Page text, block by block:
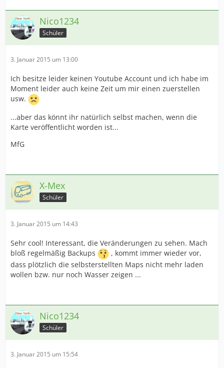
Nico1234
Schüler
3. Januar 2015 um 13:00
Ich besitze leider keinen Youtube Account und ich habe im
Moment leider auch keine Zeit um mir einen zuerstellen
usw.
...aber das könnt ihr natürlich selbst machen, wenn die
Karte veröffentlicht worden ist...
MfG
X-Mex
Schüler
3. Januar 2015 um 14:43
Sehr cool! Interessant, die Veränderungen zu sehen. Mach
bloß regelmäßig Backups
, kommt immer wieder vor,
dass plötzlich die selbsterstellten Maps nicht mehr laden
wollen bzw. nur noch Wasser zeigen ...
Nico1234
Schüler
3. Januar 2015 um 15:54